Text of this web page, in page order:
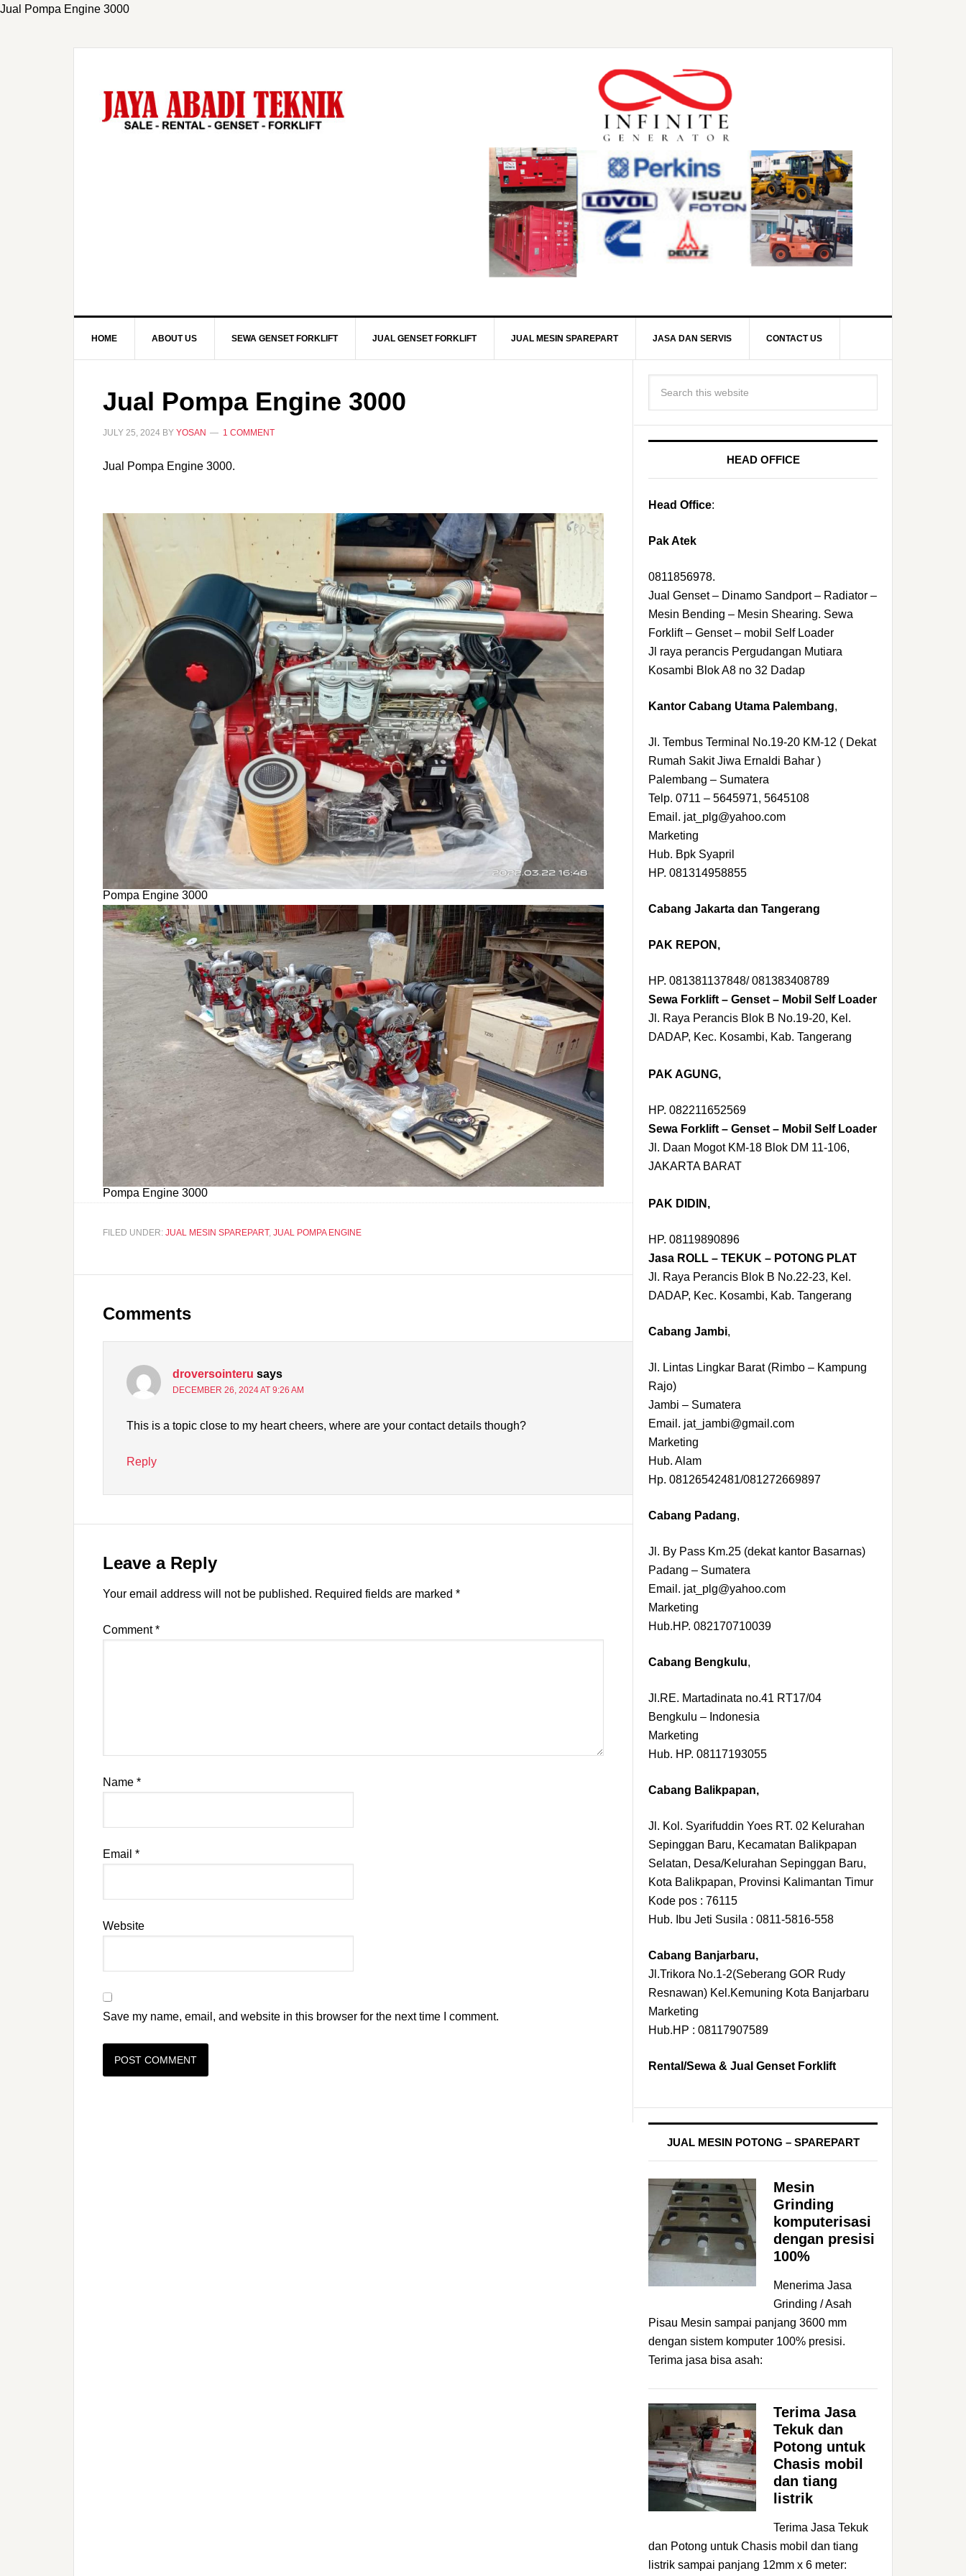
Jual Pompa Engine 3000
HOME ABOUT US SEWA GENSET FORKLIFT JUAL GENSET FORKLIFT JUAL MESIN SPAREPART JASA DAN SERVIS CONTACT US
Jual Pompa Engine 3000
JULY 25, 2024 BY YOSAN 1 COMMENT
Jual Pompa Engine 3000.
Pompa Engine 3000
Pompa Engine 3000
FILED UNDER: JUAL MESIN SPAREPART, JUAL POMPA ENGINE
Comments
droversointeru says
DECEMBER 26, 2024 AT 9:26 AM
This is a topic close to my heart cheers, where are your contact details though?
Reply
Leave a Reply
Your email address will not be published. Required fields are marked *
Comment*
Name *
Email *
Website
Save my name, email, and website in this browser for the next time I comment.
HEAD OFFICE
Head Office:
Pak Atek
0811856978.
Jual Genset – Dinamo Sandport – Radiator –
Mesin Bending – Mesin Shearing. Sewa
Forklift – Genset – mobil Self Loader
Jl raya perancis Pergudangan Mutiara
Kosambi Blok A8 no 32 Dadap
Kantor Cabang Utama Palembang,
Jl. Tembus Terminal No.19-20 KM-12 ( Dekat
Rumah Sakit Jiwa Ernaldi Bahar )
Palembang – Sumatera
Telp. 0711 – 5645971, 5645108
Email. jat_plg@yahoo.com
Marketing
Hub. Bpk Syapril
HP. 081314958855
Cabang Jakarta dan Tangerang
PAK REPON,
HP. 081381137848/ 081383408789
Sewa Forklift – Genset – Mobil Self Loader
Jl. Raya Perancis Blok B No.19-20, Kel.
DADAP, Kec. Kosambi, Kab. Tangerang
PAK AGUNG,
HP. 082211652569
Sewa Forklift – Genset – Mobil Self Loader
Jl. Daan Mogot KM-18 Blok DM 11-106,
JAKARTA BARAT
PAK DIDIN,
HP. 08119890896
Jasa ROLL – TEKUK – POTONG PLAT
Jl. Raya Perancis Blok B No.22-23, Kel.
DADAP, Kec. Kosambi, Kab. Tangerang
Cabang Jambi,
Jl. Lintas Lingkar Barat (Rimbo – Kampung
Rajo)
Jambi – Sumatera
Email. jat_jambi@gmail.com
Marketing
Hub. Alam
Hp. 08126542481/081272669897
Cabang Padang,
Jl. By Pass Km.25 (dekat kantor Basarnas)
Padang – Sumatera
Email. jat_plg@yahoo.com
Marketing
Hub.HP. 082170710039
Cabang Bengkulu,
Jl.RE. Martadinata no.41 RT17/04
Bengkulu – Indonesia
Marketing
Hub. HP. 08117193055
Cabang Balikpapan,
Jl. Kol. Syarifuddin Yoes RT. 02 Kelurahan
Sepinggan Baru, Kecamatan Balikpapan
Selatan, Desa/Kelurahan Sepinggan Baru,
Kota Balikpapan, Provinsi Kalimantan Timur
Kode pos : 76115
Hub. Ibu Jeti Susila : 0811-5816-558
Cabang Banjarbaru,
Jl.Trikora No.1-2(Seberang GOR Rudy
Resnawan) Kel.Kemuning Kota Banjarbaru
Marketing
Hub.HP : 08117907589
Rental/Sewa & Jual Genset Forklift
JUAL MESIN POTONG – SPAREPART
Mesin
Grinding
komputerisasi
dengan presisi
100%
Menerima Jasa
Grinding / Asah
Pisau Mesin sampai panjang 3600 mm
dengan sistem komputer 100% presisi.
Terima jasa bisa asah:
Terima Jasa
Tekuk dan
Potong untuk
Chasis mobil
dan tiang
listrik
Terima Jasa Tekuk
dan Potong untuk Chasis mobil dan tiang
listrik sampai panjang 12mm x 6 meter: